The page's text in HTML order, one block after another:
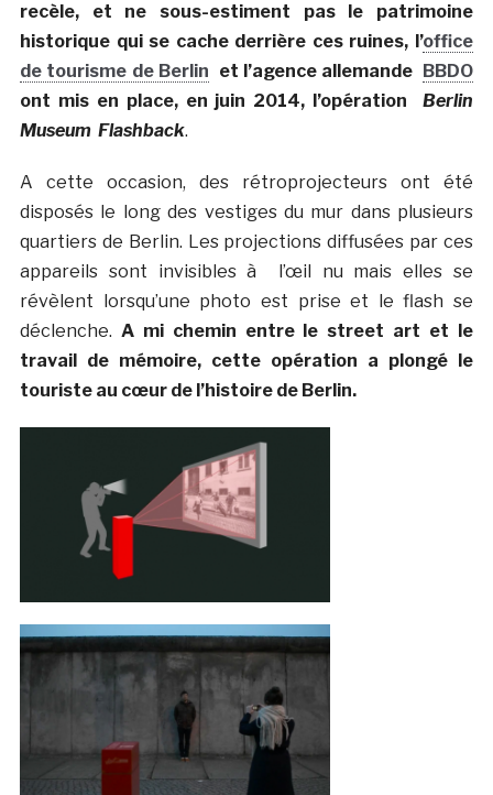
recèle, et ne sous-estiment pas le patrimoine
historique qui se cache derrière ces ruines, l’office
de tourisme de Berlin et l’agence allemande BBDO
ont mis en place, en juin 2014, l’opérationBerlin
Museum Flashback.
A cette occasion, des rétroprojecteurs ont été
disposés le long des vestiges du mur dans plusieurs
quartiers de Berlin. Les projections diffusées par ces
appareils sont invisibles à l’œil nu mais elles se
révèlent lorsqu’une photo est prise et le flash se
déclenche. A mi chemin entre le street art et le
travail de mémoire, cette opération a plongé le
touriste au cœur de l’histoire de Berlin.